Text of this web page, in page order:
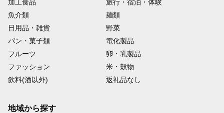
加工食品
旅行・宿泊・体験
魚介類
麺類
日用品・雑貨
野菜
パン・菓子類
電化製品
フルーツ
卵・乳製品
ファッション
米・穀物
飲料(酒以外)
返礼品なし
地域から探す